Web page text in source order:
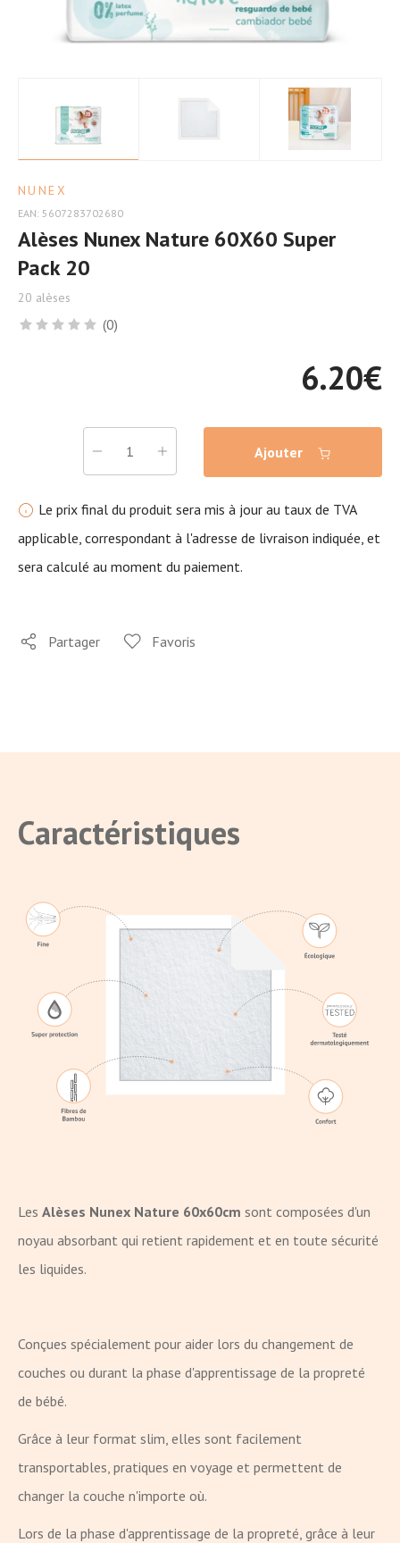
NUNEX
EAN: 5607283702680
Alèses Nunex Nature 60X60 Super
Pack 20
20 alèses
(0)
6.20€
Ajouter
Le prix final du produit sera mis à jour au taux de TVA
applicable, correspondant à l'adresse de livraison indiquée, et
sera calculé au moment du paiement.
Partager Favoris
Caractéristiques
Les Alèses Nunex Nature 60x60cm sont composées d'un
noyau absorbant qui retient rapidement et en toute sécurité
les liquides.
Conçues spécialement pour aider lors du changement de
couches ou durant la phase d'apprentissage de la propreté
de bébé.
Grâce à leur format slim, elles sont facilement
transportables, pratiques en voyage et permettent de
changer la couche n'importe où.
Lors de la phase d'apprentissage de la propreté, grâce à leur